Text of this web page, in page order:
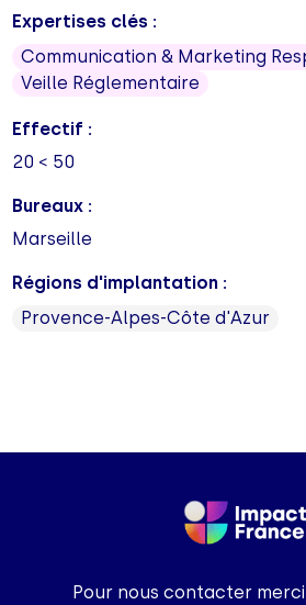
Expertises clés :
Communication & Marketing
Veille Réglementaire
Effectif :
20 < 50
Bureaux :
Marseille
Régions d'implantation :
Provence-Alpes-Côte d'Azur
Pour nous contacter